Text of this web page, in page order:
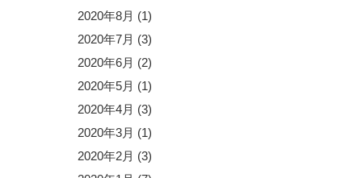
2020年8月 (1)
2020年7月 (3)
2020年6月 (2)
2020年5月 (1)
2020年4月 (3)
2020年3月 (1)
2020年2月 (3)